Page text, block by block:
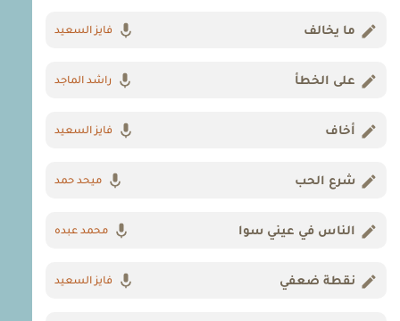
ما يخالف فايز السعيد
على الخطأ راشد الماجد
أخاف فايز السعيد
شرع الحب ميحد حمد
الناس في عيني سوا محمد عبده
نقطة ضعفي فايز السعيد